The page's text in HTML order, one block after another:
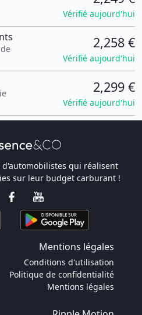
Vérifié aujourd'hui
2,258 €
Vérifié aujourd'hui
2,299 €
Vérifié aujourd'hui
d'automobilistes qui réalisent
sur leur budget carburant !
Mentions légales
Conditions d'utilisation
Politique de confidentialité
Mentions légales